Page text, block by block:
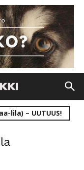
lila) – UUTUUS!